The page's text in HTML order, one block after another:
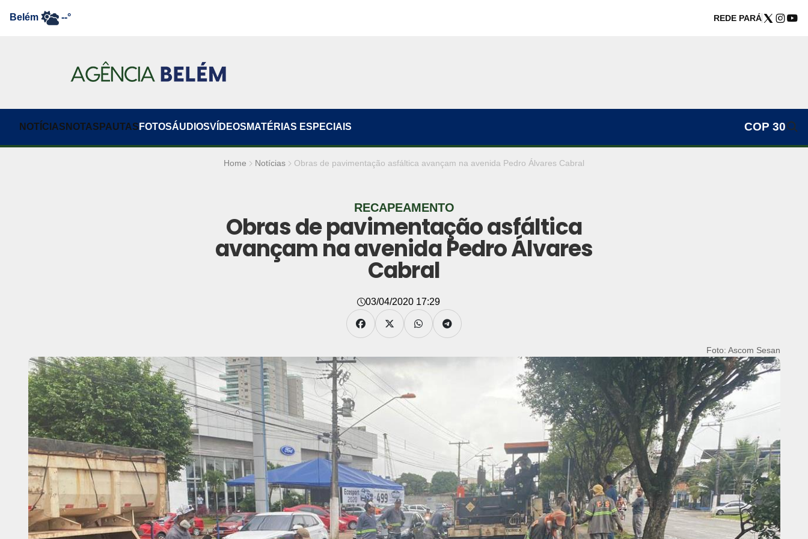
Belém --° REDE PARÁ
NOTÍCIAS NOTAS PAUTAS FOTOSÁUDIOSVÍDEOS MATÉRIAS ESPECIAIS COP 30
Home Notícias Obras de pavimentação asfáltica avançam na avenida Pedro Álvares Cabral
RECAPEAMENTO
Obras de pavimentação asfáltica
avançam na avenida Pedro Álvares
Cabral
03/04/2020 17:29
Foto: Ascom Sesan